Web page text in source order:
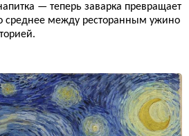
— теперь заварка превращает
среднее между ресторанным ужино